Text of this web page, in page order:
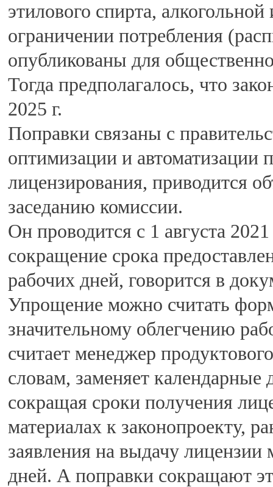
этилового спирта,
ограничении потребления
опубликованы для
Тогда предполагалось, что
2025 г.
Поправки связаны с
оптимизации и автоматизации
лицензирования, приводится
заседанию комиссии.
Он проводится с 1 августа
сокращение срока
рабочих дней, говорится в
Упрощение можно считать
значительному облегчению
считает менеджер
словам, заменяет календарные
сокращая сроки получения
материалах к законопроекту,
заявления на выдачу лицензии
дней. А поправки сокращают